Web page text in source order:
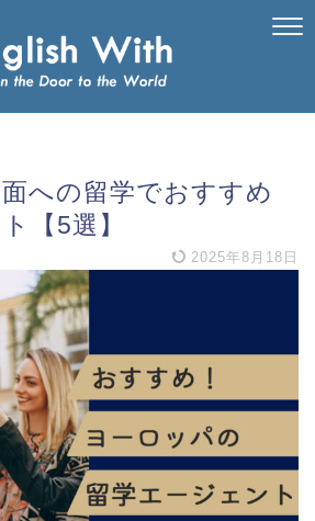
への留学でおすすめ
【5選】
2025年8月18日